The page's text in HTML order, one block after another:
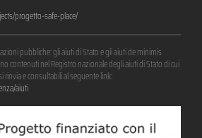
progetto-safe-place/
pubbliche: gli aiuti di Stato e gli aiuti de minimis
contenuti nel Registro nazionale degli aiuti di Stato di cui
rinvia e consultabili al seguente link:
aiuti